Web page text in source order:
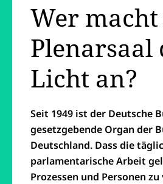
Wer
Plenarsaal
Licht an?
Seit 1949 ist der Deutsche
gesetzgebende Organ der
Deutschland. Dass die
parlamentarische Arbeit
Prozessen und Personen